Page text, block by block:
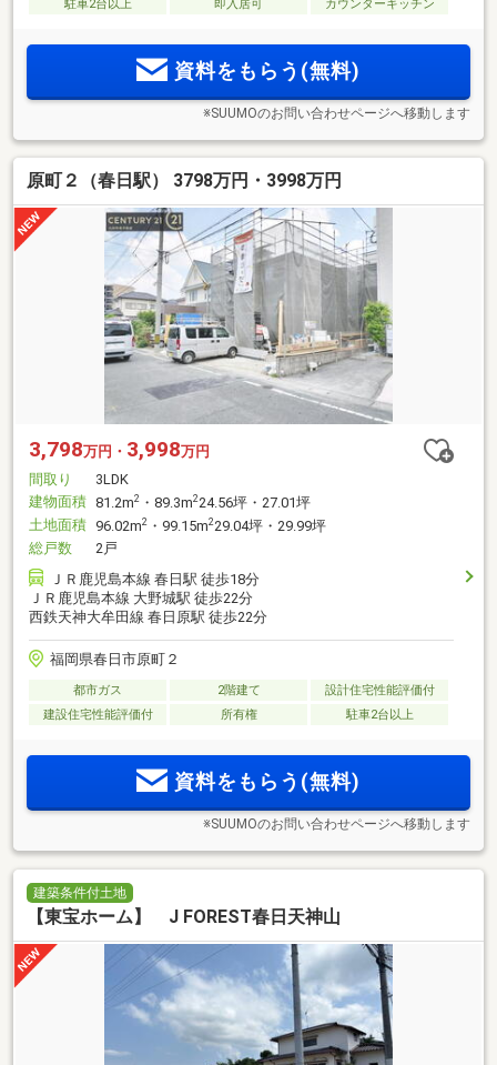
駐車2台以上 即入居可 カウンターキッチン
資料をもらう(無料)
※SUUMOのお問い合わせページへ移動します
原町２（春日駅） 3798万円・3998万円
3,798万円・ 3,998万円
間取り
3LDK
建物面積 81.2m2 ・89.3m224.56坪・27.01坪
土地面積 96.02m2 ・99.15m229.04坪・29.99坪
総戸数
2戸
ＪＲ鹿児島本線 春日駅 徒歩18分
ＪＲ鹿児島本線 大野城駅 徒歩22分
西鉄天神大牟田線 春日原駅 徒歩22分
福岡県春日市原町２
都市ガス 2階建て
設計住宅性能評価付
建設住宅性能評価付
所有権 駐車2台以上
資料をもらう(無料)
※SUUMOのお問い合わせページへ移動します
建築条件付土地
【東宝ホーム】 J FOREST春日天神山